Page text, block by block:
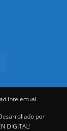
intelectual
por
DIGITAL!